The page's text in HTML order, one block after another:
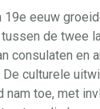
19e eeuw
de twee
consulaten en
culturele
nam toe, met